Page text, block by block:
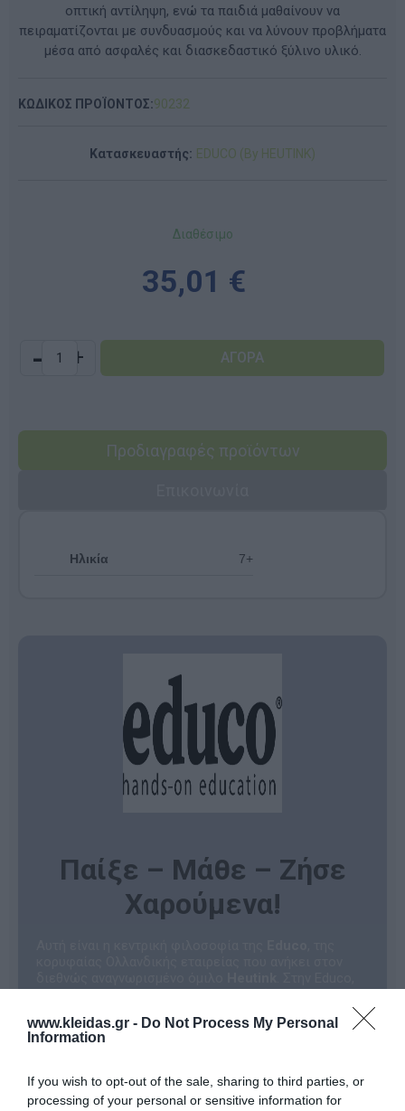
www.kleidas.gr - Do Not Process My Personal
Information
If you wish to opt-out of the sale, sharing to third parties, or
processing of your personal or sensitive information for
οπτική αντίληψη, ενώ τα παιδιά μαθαίνουν να
πειραματίζονται με συνδυασμούς και να λύνουν προβλήματα
μέσα από ασφαλές και διασκεδαστικό ξύλινο υλικό.
ΚΩΔΙΚΟΣ ΠΡΟΪΟΝΤΟΣ:90232
Κατασκευαστής: EDUCO (By HEUTINK)
Διαθέσιμο
35,01 €
- +
Προδιαγραφές προϊόντων
Ηλικία 7+
Παίξε – Μάθε – Ζήσε
Χαρούμενα!
διαδικασία.
Όλα τα προϊόντα της εταιρείας είναι σχεδιασμένα για
αυτόν τον φυσικό τρόπο, αναπτύσσουν θεμελιώδεις
δεξιότητες και κατακτούν τη γνώση, μετατρέποντας